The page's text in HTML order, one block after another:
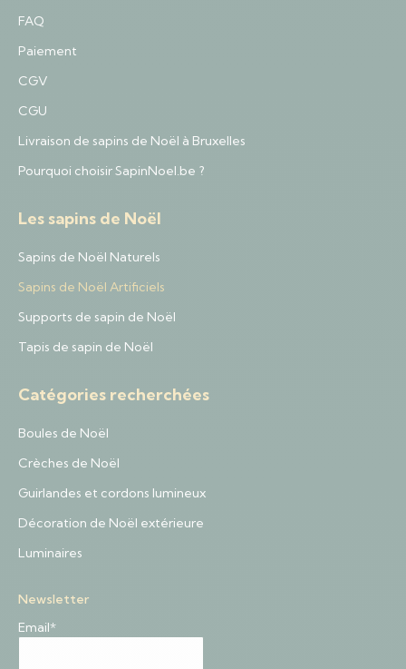
FAQ
Paiement
CGV
CGU
Livraison de sapins de Noël à Bruxelles
Pourquoi choisir SapinNoel.be ?
Les sapins de Noël
Sapins de Noël Naturels
Sapins de Noël Artificiels
Supports de sapin de Noël
Tapis de sapin de Noël
Catégories recherchées
Boules de Noël
Crèches de Noël
Guirlandes et cordons lumineux
Décoration de Noël extérieure
Luminaires
Newsletter
Email*